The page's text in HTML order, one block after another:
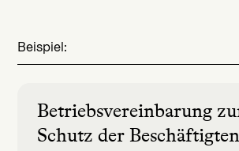
Beispiel:
Betriebsvereinbarung
Schutz der